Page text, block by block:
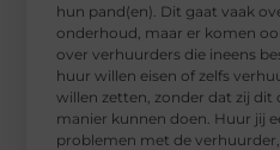
hun pand(en). Dit gaat vaak
onderhoud, maar er komen
over verhuurders die ineens
huur willen eisen of zelfs
willen zetten, zonder dat zij
manier kunnen doen. Huur jij
problemen met de